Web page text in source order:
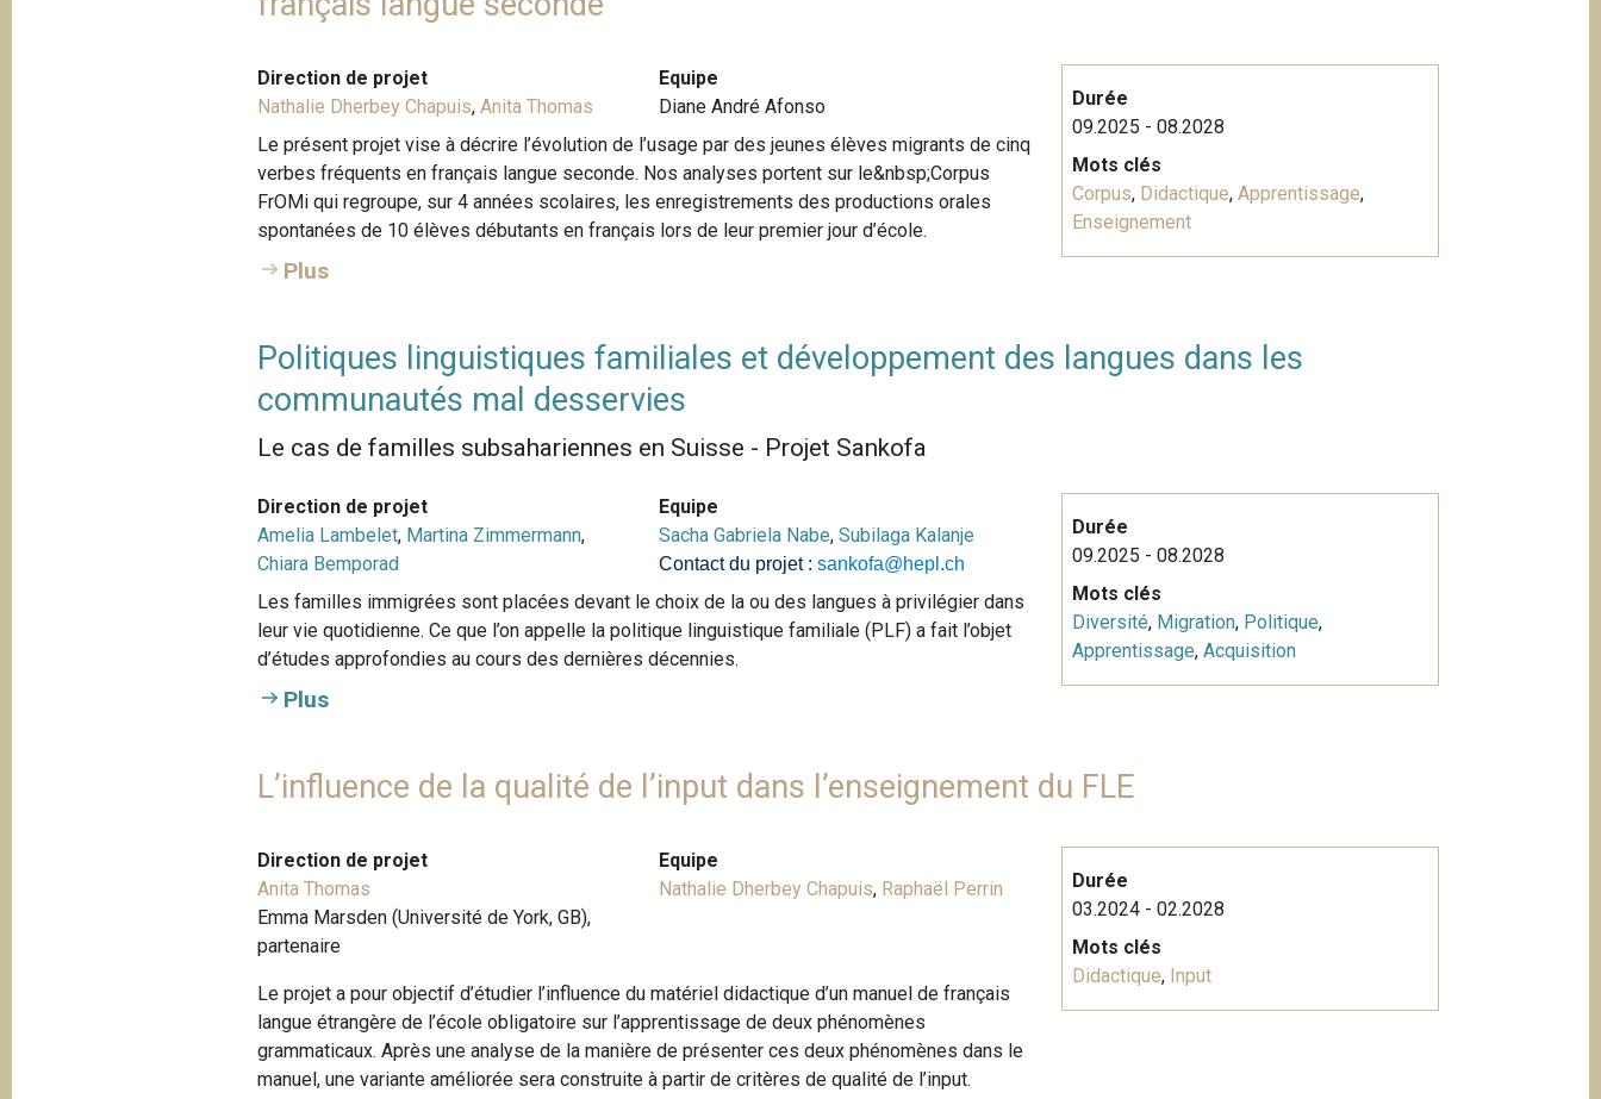
Direction de projet
Nathalie Dherbey Chapuis,Anita Thomas
Equipe
Diane André Afonso
Le présent projet vise à décrire l’évolution de l’usage par des jeunes élèves migrants de cinq
verbes fréquents en français langue seconde. Nos analyses portent sur le&nbsp;Corpus
FrOMi qui regroupe, sur 4 années scolaires, les enregistrements des productions orales
spontanées de 10 élèves débutants en français lors de leur premier jour d’école.
Plus
Durée
09.2025 - 08.2028
Mots clés
Corpus, Didactique, Apprentissage,
Enseignement
Politiques linguistiques familiales et développement des langues dans les
communautés mal desservies
Le cas de familles subsahariennes en Suisse - Projet Sankofa
Direction de projet
Amelia Lambelet, Martina Zimmermann,
Chiara Bemporad
Equipe
Sacha Gabriela Nabe,Subilaga Kalanje
Contact du projet :sankofa@hepl.ch
Les familles immigrées sont placées devant le choix de la ou des langues à privilégier dans
leur vie quotidienne. Ce que l’on appelle la politique linguistique familiale (PLF) a fait l’objet
d’études approfondies au cours des dernières décennies.
Plus
Durée
09.2025 - 08.2028
Mots clés
Diversité, Migration, Politique,
Apprentissage, Acquisition
L’influence de la qualité de l’input dans l’enseignement du FLE
Direction de projet
Anita Thomas
Emma Marsden (Université de York, GB),
partenaire
Equipe
Nathalie Dherbey Chapuis, Raphaël Perrin
Le projet a pour objectif d’étudier l’influence du matériel didactique d’un manuel de français
langue étrangère de l’école obligatoire sur l’apprentissage de deux phénomènes
grammaticaux. Après une analyse de la manière de présenter ces deux phénomènes dans le
manuel, une variante améliorée sera construite à partir de critères de qualité de l’input.
Durée
03.2024 - 02.2028
Mots clés
Didactique, Input